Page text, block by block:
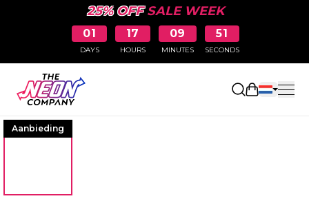
25% OFFSALE WEEK
01
DAYS
17
HOURS
09
MINUTES
51
SECONDS
Aanbieding